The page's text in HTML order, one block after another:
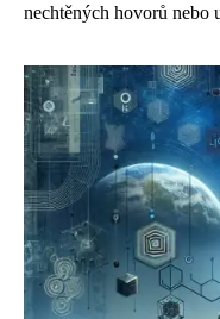
nechtěných hovorů nebo